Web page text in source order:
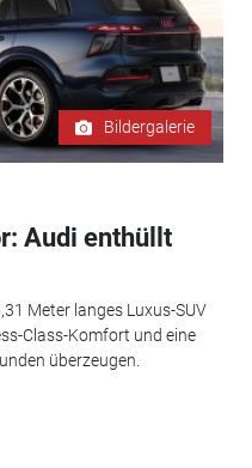
Bildergalerie
Audi enthüllt
Meter langes Luxus-SUV
Class-Komfort und eine
überzeugen.